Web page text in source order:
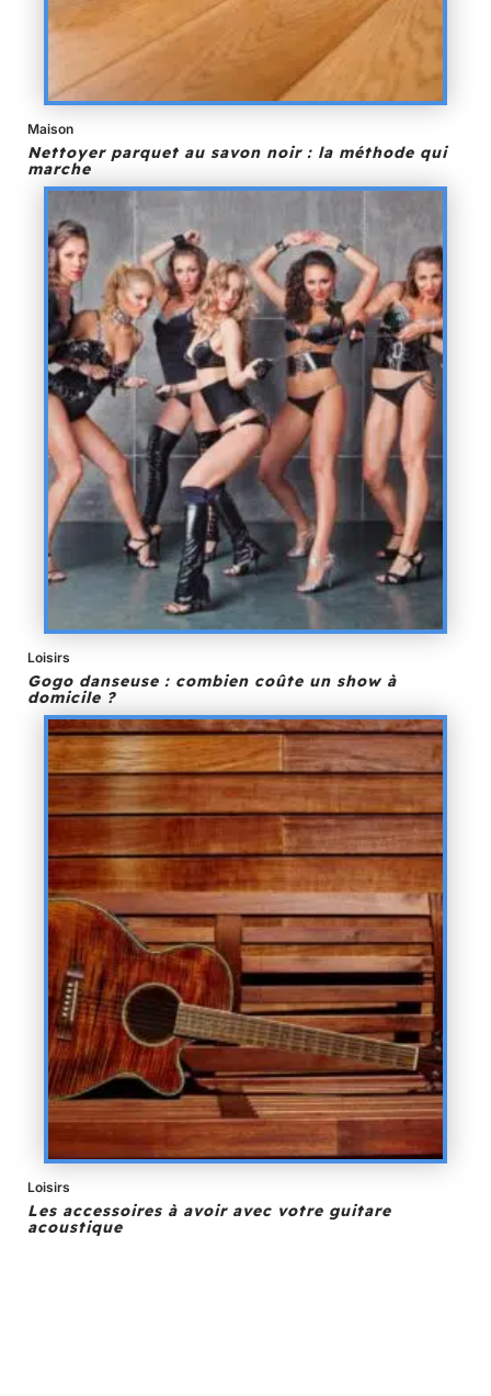
Maison
Nettoyer parquet au savon noir : la méthode qui
marche
Loisirs
Gogo danseuse : combien coûte un show à
domicile ?
Loisirs
Les accessoires à avoir avec votre guitare
acoustique